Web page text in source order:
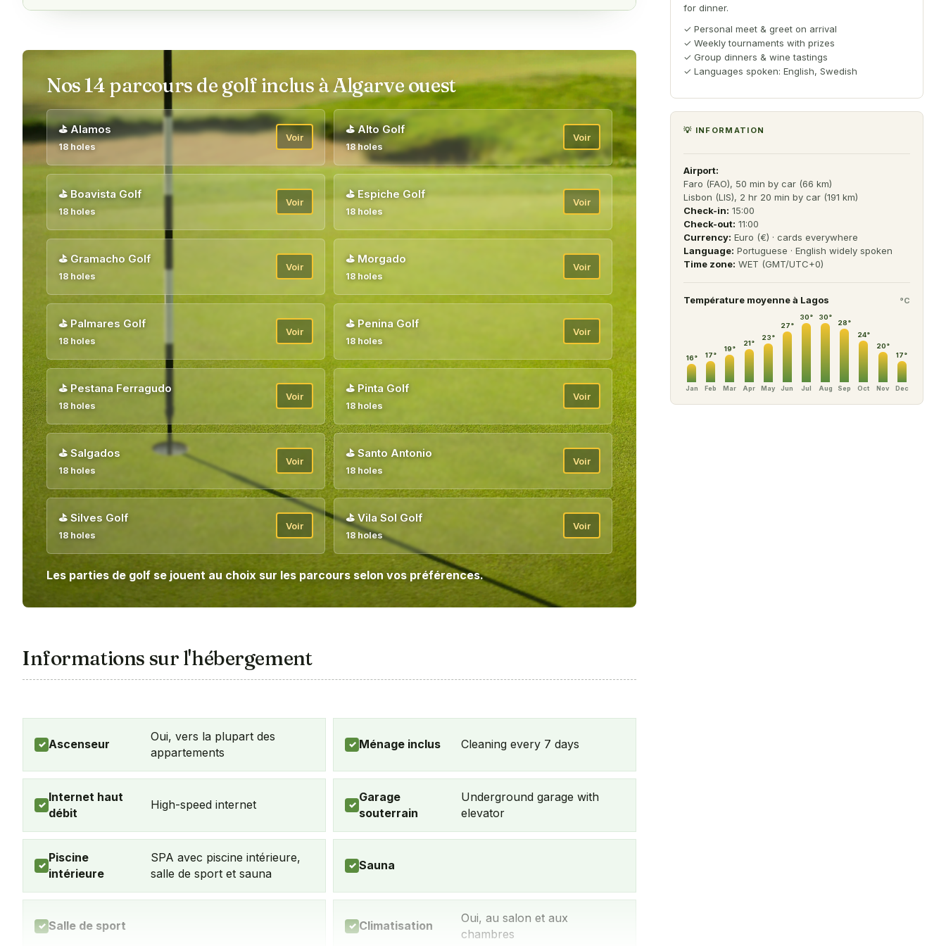
Nos 14 parcours de golf inclus à Algarve ouest
⛳Alamos
18 holes
Voir
⛳Alto Golf
18 holes
Voir
⛳ Boavista Golf
18 holes
Voir
⛳Espiche Golf
18 holes
Voir
⛳ Gramacho Golf
18 holes
Voir
⛳ Morgado
18 holes
Voir
⛳ Palmares Golf
18 holes
Voir
⛳ Penina Golf
18 holes
Voir
⛳ Pestana Ferragudo
18 holes
Voir
⛳Pinta Golf
18 holes
Voir
⛳ Salgados
18 holes
Voir
⛳ Santo Antonio
18 holes
Voir
⛳ Silves Golf
18 holes
Voir
⛳ Vila Sol Golf
18 holes
Voir
Les parties de golf se jouent au choix sur les parcours selon vos préférences.
Informations sur l'hébergement
✓ Ascenseur
Oui, vers la plupart des
appartements
✓ Ménage inclus Cleaning every 7 days
✓
Internet haut
débit
High-speed internet ✓
Garage
souterrain
Underground garage with
elevator
✓
Piscine
intérieure
SPA avec piscine intérieure,
salle de sport et sauna
✓ Sauna
✓ Salle de sport ✓ Climatisation
Oui, au salon et aux
chambres
for dinner.
✓ Personal meet & greet on arrival
✓ Weekly tournaments with prizes
✓ Group dinners & wine tastings
✓ Languages spoken: English, Swedish
💡 INFORMATION
Airport:
Faro (FAO), 50 min by car (66 km)
Lisbon (LIS), 2 hr 20 min by car (191 km)
Check-in: 15:00
Check-out: 11:00
Currency: Euro (€) · cards everywhere
Language: Portuguese · English widely spoken
Time zone: WET (GMT/UTC+0)
Température moyenne à Lagos °C
16°
Jan
17°
Feb
19°
Mar
21°
Apr
23°
May
27°
Jun
30°
Jul
30°
Aug
28°
Sep
24°
Oct
20°
Nov
17°
Dec